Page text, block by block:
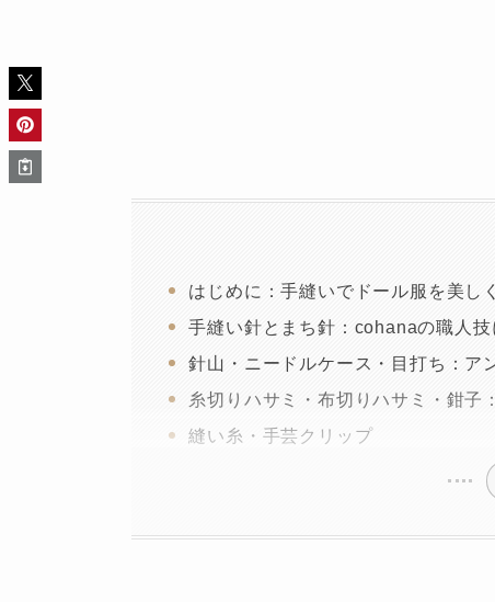
はじめに：手縫いでドール服を美し
手縫い針とまち針：cohanaの職人技
針山・ニードルケース・目打ち：ア
糸切りハサミ・布切りハサミ・鉗子
縫い糸・手芸クリップ